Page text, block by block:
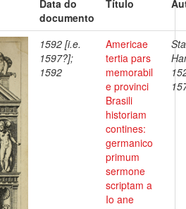
Data do
documento
Título
1592 [i.e.
1597?];
1592
Americae
tertia pars
memorabil
e provinci
Brasili
historiam
contines:
germanico
primum
sermone
scriptam a
Io ane